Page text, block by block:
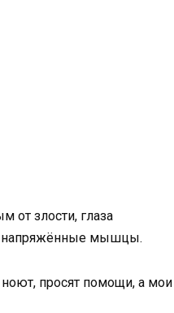
от злости, глаза
напряжённые мышцы.
просят помощи, а мои